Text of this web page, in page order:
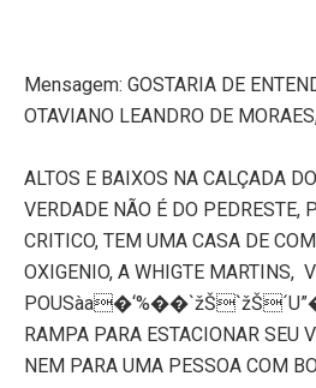
Mensagem: GOSTARIA DE
OTAVIANO LEANDRO DE
ALTOS E BAIXOS NA CALÇADA
VERDADE NÃO É DO PEDRESTE,
CRITICO, TEM UMA CASA DE
OXIGENIO, A WHIGTE MARTINS,
RAMPA PARA ESTACIONAR SEU
NEM PARA UMA PESSOA COM